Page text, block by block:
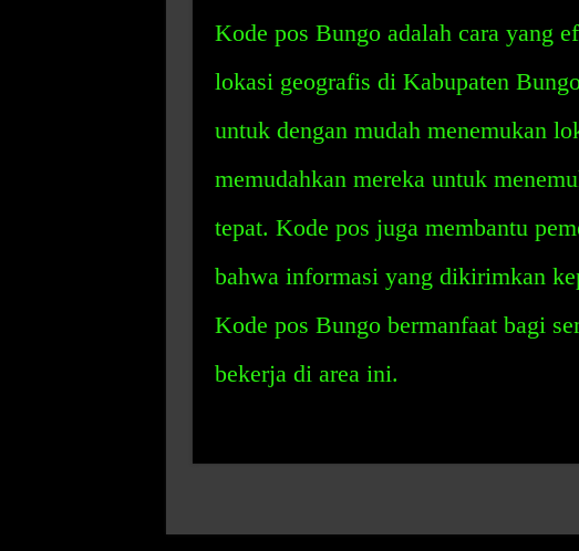
Kode pos Bungo adalah cara yang
lokasi geografis di Kabupaten
untuk dengan mudah menemukan
memudahkan mereka untuk
tepat. Kode pos juga membantu
bahwa informasi yang dikirimkan
Kode pos Bungo bermanfaat bagi
bekerja di area ini.